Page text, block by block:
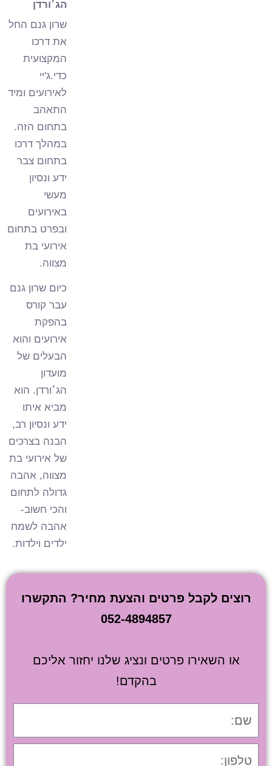
הג׳ורדן
שרון גנם החל
את דרכו
המקצועית
כדי.ג'יי
לאירועים ומיד
התאהב
בתחום הזה.
במהלך דרכו
בתחום צבר
ידע ונסיון
מעשי
באירועים
ובפרט בתחום
אירועי בת
מצווה.
כיום שרון גנם
עבר קורס
בהפקת
אירועים והוא
הבעלים של
מועדון
הג׳ורדן. הוא
מביא איתו
ידע ונסיון רב,
הבנה בצרכים
של אירועי בת
מצווה, אהבה
גדולה לתחום
והכי חשוב-
אהבה לשמח
ילדים וילדות.
רוצים לקבל פרטים והצעת מחיר? התקשרו
052-4894857
או השאירו פרטים ונציג שלנו יחזור אליכם
בהקדם!